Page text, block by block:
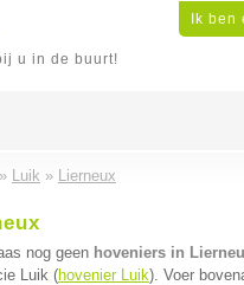
Ik ben
u in de buurt!
» Luik » Lierneux
nog geen hoveniers in
Luik (hovenier Luik). Voer